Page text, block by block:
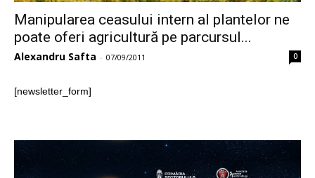
Manipularea ceasului intern al plantelor ne
poate oferi agricultură pe parcursul...
Alexandru Safta - 07/09/2011 0
[newsletter_form]